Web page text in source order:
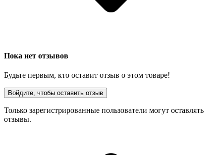
Пока нет отзывов
Будьте первым, кто оставит отзыв о этом товаре!
Войдите, чтобы оставить отзыв
Только зарегистрированные пользователи могут оставлять
отзывы.